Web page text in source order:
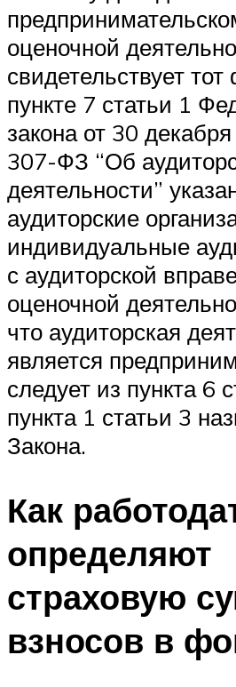
оценочной
свидетельствует тот
пункте 7 статьи 1
закона от 30
307-ФЗ “Об
деятельности”
аудиторские
индивидуальные
с аудиторской
оценочной
что аудиторская
является
следует из пункта 6
пункта 1 статьи 3
Закона.
Как
определяют
страховую
взносов в